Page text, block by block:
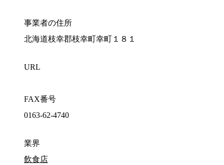
事業者の住所
北海道枝幸郡枝幸町幸町１８１
URL
FAX番号
0163-62-4740
業界
飲食店